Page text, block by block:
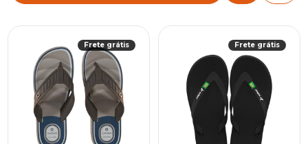
Frete grátis Frete grátis